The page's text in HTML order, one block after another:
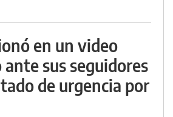
en un video
sus seguidores
de urgencia por